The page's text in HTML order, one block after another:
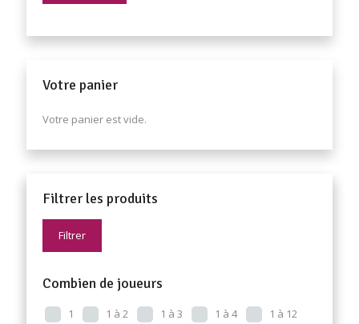
Votre panier
Votre panier est vide.
Filtrer les produits
Filtrer
Combien de joueurs
1 1 à 2 1 à 3 1 à 4
1 à 12